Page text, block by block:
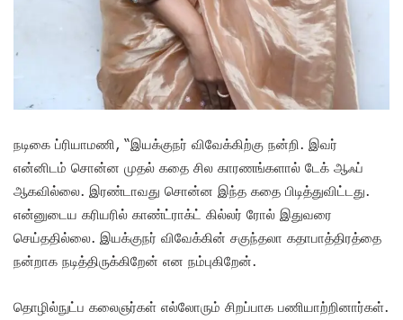
நடிகை ப்ரியாமணி, “இயக்குநர் விவேக்கிற்கு நன்றி. இவர்
என்னிடம் சொன்ன முதல் கதை சில காரணங்களால் டேக் ஆஃப்
ஆகவில்லை. இரண்டாவது சொன்ன இந்த கதை பிடித்துவிட்டது.
என்னுடைய கரியரில் காண்ட்ராக்ட் கில்லர் ரோல் இதுவரை
செய்ததில்லை. இயக்குநர் விவேக்கின் சகுந்தலா கதாபாத்திரத்தை
நன்றாக நடித்திருக்கிறேன் என நம்புகிறேன்.
தொழில்நுட்ப கலைஞர்கள் எல்லோரும் சிறப்பாக பணியாற்றினார்கள்.